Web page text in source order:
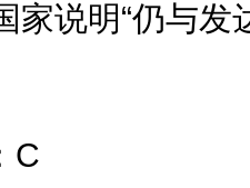
家说明“仍与发
C